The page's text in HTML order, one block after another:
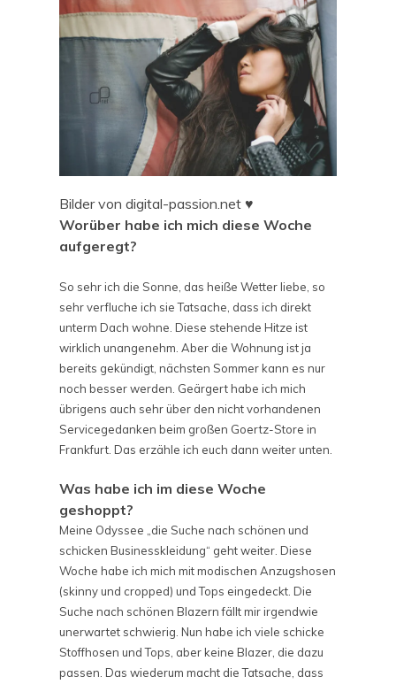
Bilder von digital-passion.net ♥
Worüber habe ich mich diese Woche
aufgeregt?
So sehr ich die Sonne, das heiße Wetter liebe, so
sehr verfluche ich sie Tatsache, dass ich direkt
unterm Dach wohne. Diese stehende Hitze ist
wirklich unangenehm. Aber die Wohnung ist ja
bereits gekündigt, nächsten Sommer kann es nur
noch besser werden. Geärgert habe ich mich
übrigens auch sehr über den nicht vorhandenen
Servicegedanken beim großen Goertz-Store in
Frankfurt. Das erzähle ich euch dann weiter unten.
Was habe ich im diese Woche
geshoppt?
Meine Odyssee „die Suche nach schönen und
schicken Businesskleidung“ geht weiter. Diese
Woche habe ich mich mit modischen Anzugshosen
(skinny und cropped) und Tops eingedeckt. Die
Suche nach schönen Blazern fällt mir irgendwie
unerwartet schwierig. Nun habe ich viele schicke
Stoffhosen und Tops, aber keine Blazer, die dazu
passen. Das wiederum macht die Tatsache, dass